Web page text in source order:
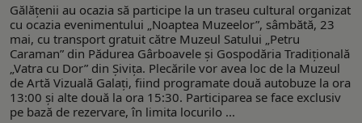
Gălățenii au ocazia să participe la un traseu cultural organizat
cu ocazia evenimentului „Noaptea Muzeelor”, sâmbătă, 23
mai, cu transport gratuit către Muzeul Satului „Petru
Caraman” din Pădurea Gârboavele și Gospodăria Tradițională
„Vatra cu Dor” din Șivița. Plecările vor avea loc de la Muzeul
de Artă Vizuală Galați, fiind programate două autobuze la ora
13:00 și alte două la ora 15:30. Participarea se face exclusiv
pe bază de rezervare, în limita locurilo ...